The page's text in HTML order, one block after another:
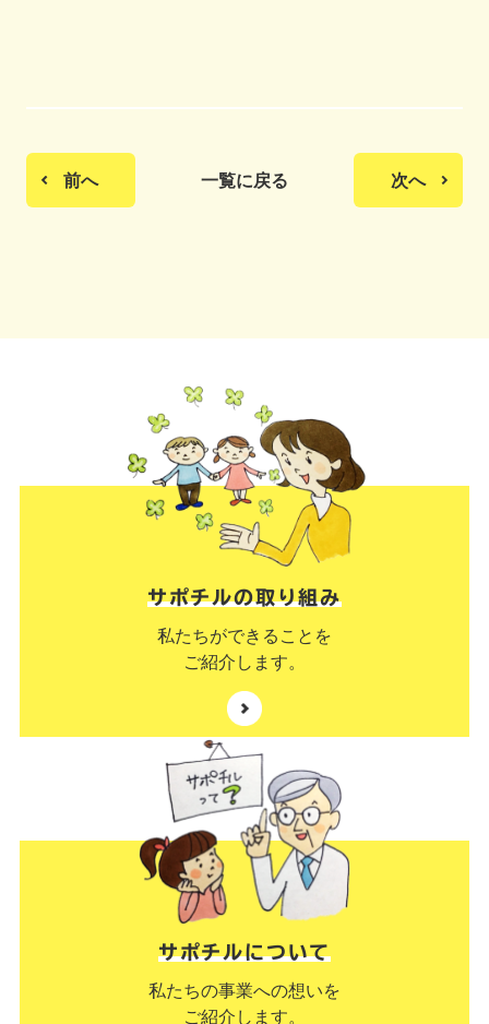
前へ 一覧に戻る 次へ
サポチルの取り組み
私たちができることを
ご紹介します。
サポチルについて
私たちの事業への想いを
ご紹介します。